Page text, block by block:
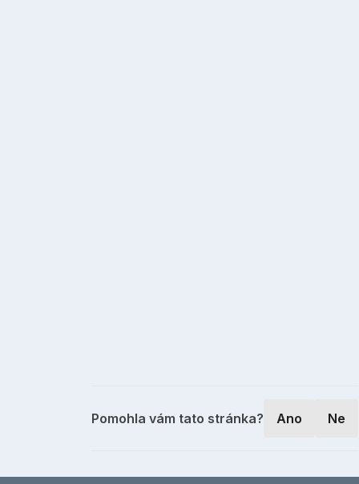
Pomohla vám tato stránka? Ano Ne